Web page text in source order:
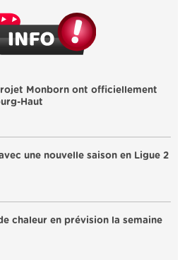
Monborn ont officiellement
Haut
une nouvelle saison en Ligue 2
chaleur en prévision la semaine